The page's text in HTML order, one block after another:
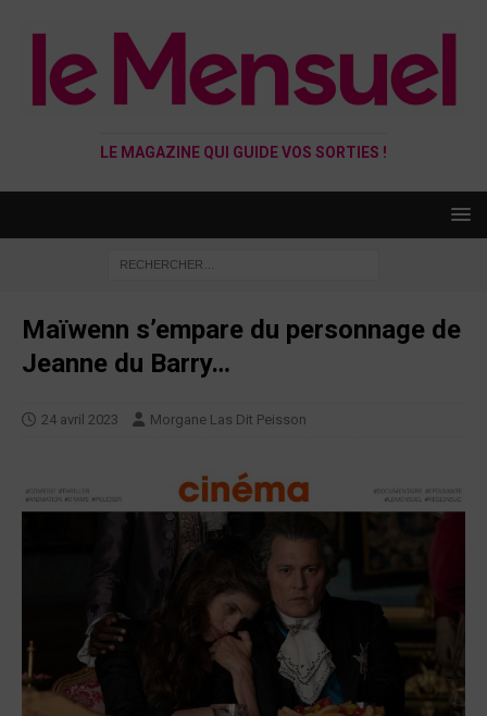
LE MAGAZINE QUI GUIDE VOS SORTIES !
Maïwenn s’empare du personnage de
Jeanne du Barry…
24 avril 2023 Morgane Las Dit Peisson